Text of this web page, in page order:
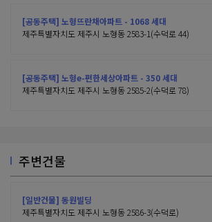
[공동주택] 노형뜨란채아파트 - 1068 세대
제주특별자치도 제주시 노형동 2583-1(수덕로 44)
[공동주택] 노형e-편한세상아파트 - 350 세대
제주특별자치도 제주시 노형동 2585-2(수덕로 78)
주변건물
[일반건물] 동원빌딩
제주특별자치도 제주시 노형동 2586-3(수덕로)